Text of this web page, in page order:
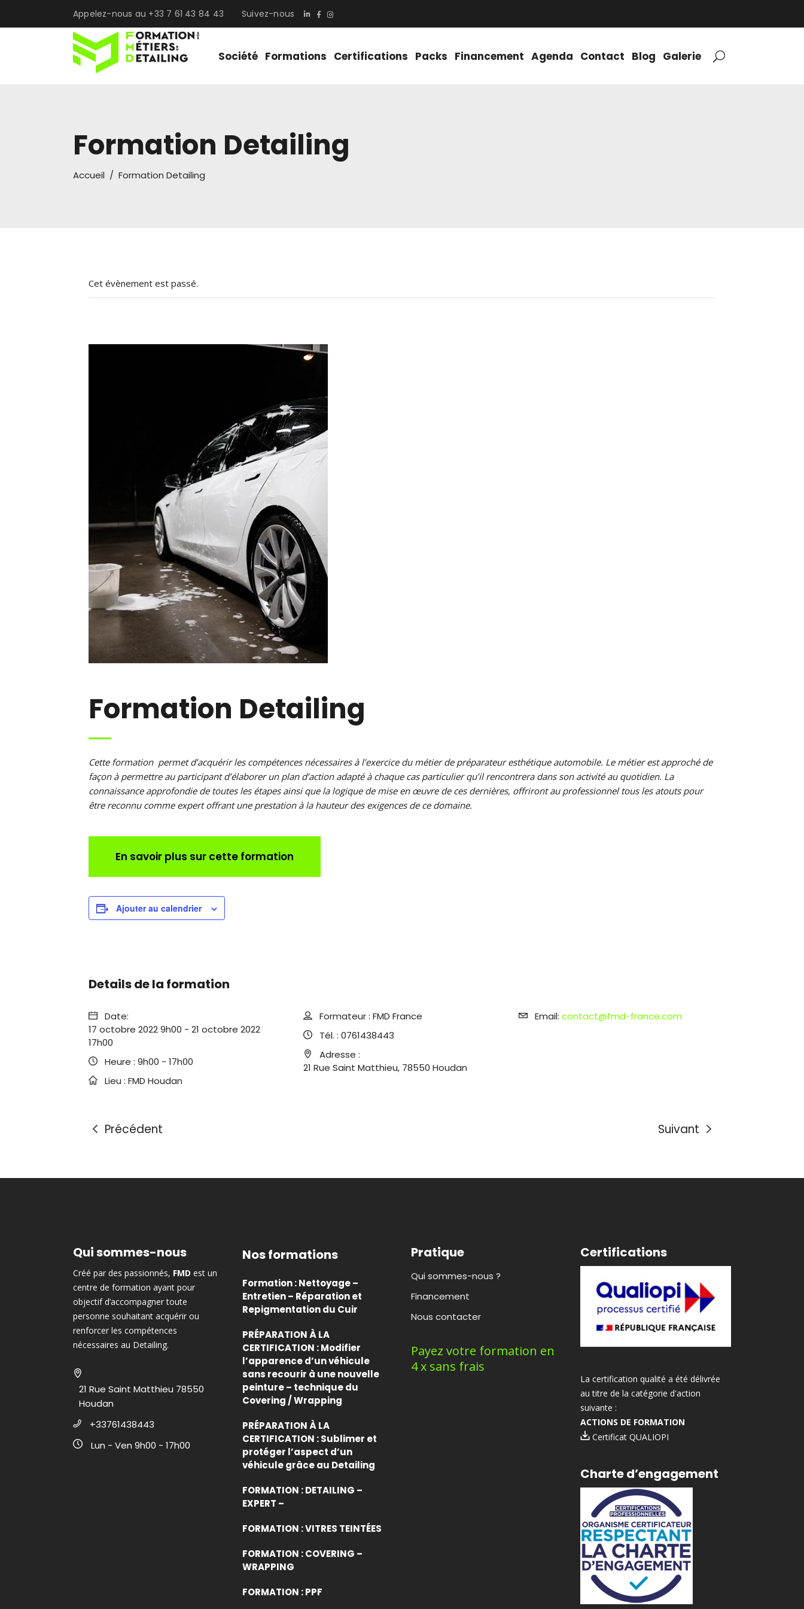
Appelez-nous au +33 7 61 43 84 43 Suivez-nous
Société Formations Certifications Packs Financement Agenda Contact Blog Galerie
Formation Detailing
Accueil / Formation Detailing
Cet évènement est passé.
Formation Detailing
Cette formation permet d’acquérir les compétences nécessaires à l’exercice du métier de préparateur esthétique automobile. Le métier est approché de
façon à permettre au participant d’élaborer un plan d’action adapté à chaque cas particulier qu’il rencontrera dans son activité au quotidien. La
connaissance approfondie de toutes les étapes ainsi que la logique de mise en œuvre de ces dernières, offriront au professionnel tous les atouts pour
être reconnu comme expert offrant une prestation à la hauteur des exigences de ce domaine.
En savoir plus sur cette formation
Ajouter au calendrier
Details de la formation
Date:
17 octobre 2022 9h00 - 21 octobre 2022
17h00
Heure : 9h00 - 17h00
Lieu : FMD Houdan
Formateur : FMD France
Tél. : 0761438443
Adresse :
21 Rue Saint Matthieu, 78550 Houdan
Email: contact@fmd-france.com
Précédent Suivant
Qui sommes-nous
Créé par des passionnés, FMD est un
centre de formation ayant pour
objectif d’accompagner toute
personne souhaitant acquérir ou
renforcer les compétences
nécessaires au Detailing.
21 Rue Saint Matthieu 78550
Houdan
+33761438443
Lun - Ven 9h00 - 17h00
Nos formations
Formation : Nettoyage –
Entretien – Réparation et
Repigmentation du Cuir
PRÉPARATION À LA
CERTIFICATION : Modifier
l’apparence d’un véhicule
sans recourir à une nouvelle
peinture – technique du
Covering / Wrapping
PRÉPARATION À LA
CERTIFICATION : Sublimer et
protéger l’aspect d’un
véhicule grâce au Detailing
FORMATION : DETAILING –
EXPERT –
FORMATION : VITRES TEINTÉES
FORMATION : COVERING –
WRAPPING
FORMATION : PPF
Pratique
Qui sommes-nous ?
Financement
Nous contacter
Payez votre formation en
4 x sans frais
Certifications
La certification qualité a été délivrée
au titre de la catégorie d'action
suivante :
ACTIONS DE FORMATION
Certificat QUALIOPI
Charte d’engagement